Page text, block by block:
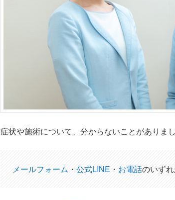
症状や施術について、分からないことがありま
メールフォーム ・ 公式LINE ・ お電話のいずれ